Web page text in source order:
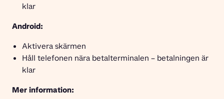
klar
Android:
Aktivera skärmen
Håll telefonen nära betalterminalen – betalningen är
klar
Mer information: